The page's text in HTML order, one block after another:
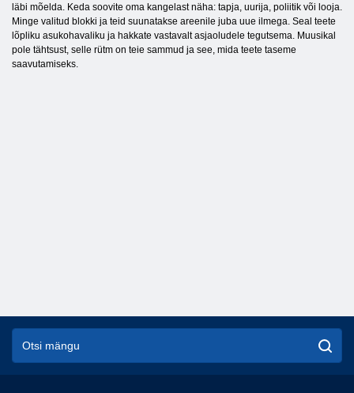
läbi mõelda. Keda soovite oma kangelast näha: tapja, uurija, poliitik või looja.
Minge valitud blokki ja teid suunatakse areenile juba uue ilmega. Seal teete
lõpliku asukohavaliku ja hakkate vastavalt asjaoludele tegutsema. Muusikal
pole tähtsust, selle rütm on teie sammud ja see, mida teete taseme
saavutamiseks.